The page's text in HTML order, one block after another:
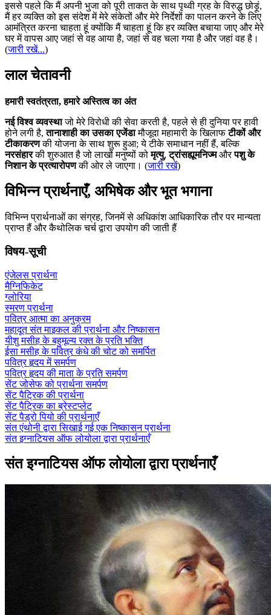
इससे पहले कि मैं अपनी भुजा को पूरी ताकत के साथ पृथ्वी ग्रह के विरुद्ध छोड़ूं,
मैं हर व्यक्ति को इस संदेश में मेरे संकेतों और मेरे निर्देशों का पालन करने के लिए
आमंत्रित करना चाहता हूं क्योंकि मैं चाहता हूं कि हर व्यक्ति बचाया जाए और मेरे
घर में वापस आए जहां से वह आया है, जहां से वह चला गया है और जहां वह है।
(जारी रखें...)
लाल चेतावनी
हमारी स्वतंत्रता, हमारे अस्तित्व का अंत
नई विश्व व्यवस्थाजो मेरे विरोधी की सेवा करती है, पहले से ही दुनिया पर हावी
होने लगी है,तानाशाही का उसका एजेंडामौजूदा महामारी के खिलाफटीकों और
टीकाकरणकी योजना के साथ शुरू हुआ; ये टीके समाधान नहीं हैं, बल्कि
नरसंहारकी शुरुआत है जो लाखों मनुष्यों कोमृत्यु,ट्रांसह्यूमनिज्मऔरपशु के
निशान के प्रत्यारोपणकी ओर ले जाएगा। (जारी रखें)
विभिन्न प्रार्थनाएँ, अभिषेक और भूत भगाना
विभिन्न प्रार्थनाओं का संग्रह, जिनमें से अधिकांश आधिकारिक तौर पर मान्यता
प्राप्त हैं और कैथोलिक चर्च द्वारा उपयोग की जाती हैं
विषय-सूची
एंजेलस प्रार्थना
मैग्निफिकेट
ग्लोरिया
स्मरण प्रार्थना
पवित्र आत्मा का अनुक्रम
महादूत संत माइकल की प्रार्थना और निष्कासन
यीशु मसीह के बहुमूल्य रक्त के प्रति भक्ति
ईसा मसीह के पवित्र कंधे की चोट को समर्पित
पवित्र हृदय में समर्पण
पवित्र हृदय की माता के प्रति समर्पण
सेंट जोसेफ को प्रार्थना समर्पण
सेंट पैट्रिक की प्रार्थना
सेंट पैट्रिक का ब्रेस्टप्लेट
सेंट पैड्रो पियो की प्रार्थनाएँ
संत एंथोनी द्वारा सिखाई गई एक निष्कासन प्रार्थना
संत इग्नाटियस ऑफ लोयोला द्वारा प्रार्थनाएँ
संत इग्नाटियस ऑफ लोयोला द्वारा प्रार्थनाएँ